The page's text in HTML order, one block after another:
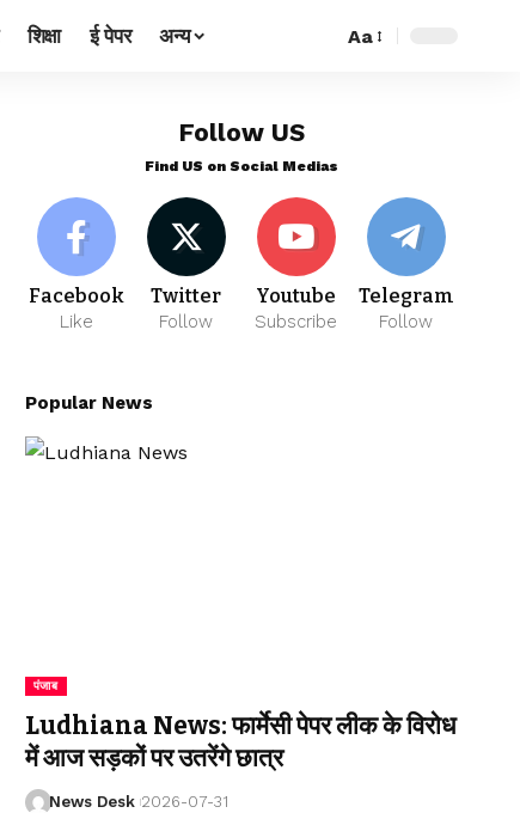
शिक्षा ई पेपर अन्य Aa
Follow US
Find US on Social Medias
Facebook
Like
Twitter
Follow
Youtube
Subscribe
Telegram
Follow
Popular News
पंजाब
Ludhiana News: फार्मेसी पेपर लीक के विरोध
में आज सड़कों पर उतरेंगे छात्र
News Desk 2026-07-31